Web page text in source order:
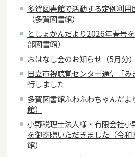
多賀図書館で活動する定例利
（多賀図書館）
としょかんだより2026年春号
部図書館）
おはなし会のお知らせ（5月分）
日立市視聴覚センター通信「
行しました
多賀図書館ふわふわちゃんだ
館）
小野税理士法人様・有限会社小
を御寄贈いただきました（令
館）